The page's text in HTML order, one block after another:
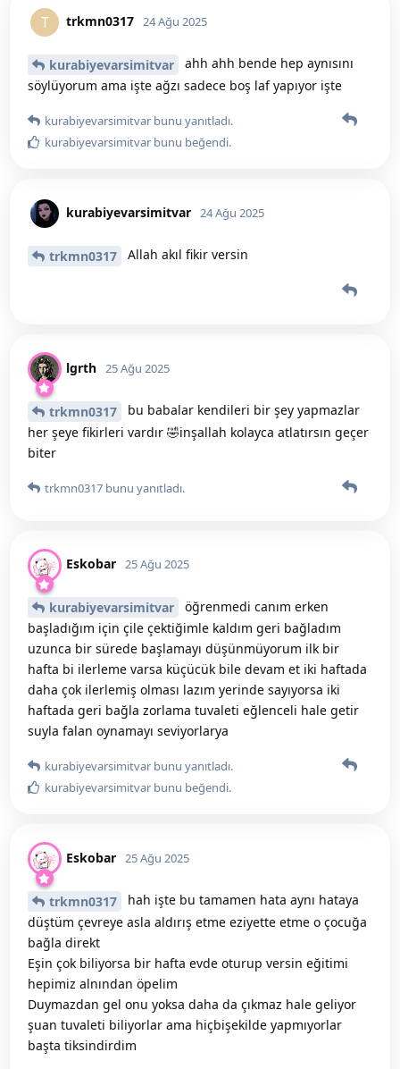
T trkmn0317 24 Ağu 2025
kurabiyevarsimitvar
ahh ahh bende hep aynısını
söylüyorum ama işte ağzı sadece boş laf yapıyor işte
kurabiyevarsimitvar bunu yanıtladı.
kurabiyevarsimitvar bunu beğendi.
kurabiyevarsimitvar 24 Ağu 2025
trkmn0317 Allah akıl fikir versin
lgrth 25 Ağu 2025
trkmn0317
bu babalar kendileri bir şey yapmazlar
her şeye fikirleri vardır 🤣inşallah kolayca atlatırsın geçer
biter
trkmn0317 bunu yanıtladı.
Eskobar 25 Ağu 2025
kurabiyevarsimitvar
öğrenmedi canım erken
başladığım için çile çektiğimle kaldım geri bağladım
uzunca bir sürede başlamayı düşünmüyorum ilk bir
hafta bi ilerleme varsa küçücük bile devam et iki haftada
daha çok ilerlemiş olması lazım yerinde sayıyorsa iki
haftada geri bağla zorlama tuvaleti eğlenceli hale getir
suyla falan oynamayı seviyorlarya
kurabiyevarsimitvar bunu yanıtladı.
kurabiyevarsimitvar bunu beğendi.
Eskobar 25 Ağu 2025
trkmn0317
hah işte bu tamamen hata aynı hataya
düştüm çevreye asla aldırış etme eziyette etme o çocuğa
bağla direkt
Eşin çok biliyorsa bir hafta evde oturup versin eğitimi
hepimiz alnından öpelim
Duymazdan gel onu yoksa daha da çıkmaz hale geliyor
şuan tuvaleti biliyorlar ama hiçbişekilde yapmıyorlar
başta tiksindirdim